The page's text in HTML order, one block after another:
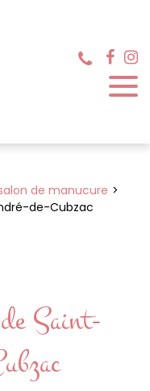
de manucure
de-Cubzac
Saint-